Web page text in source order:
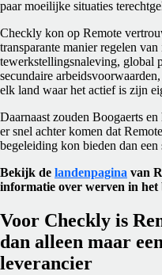
paar moeilijke situaties
Checkly kon op Remote
transparante manier regelen
tewerkstellingsnaleving, global
secundaire
elk land waar het actief is zijn
Daarnaast zouden Boogaerts en
er snel achter komen dat
begeleiding kon bieden dan een
Bekijk de landenpagina van
informatie over werven in het
Voor Checkly is
dan alleen maar een
leverancier